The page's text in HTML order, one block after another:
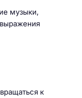
музыки,
к